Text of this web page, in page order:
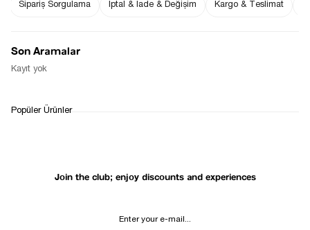
Notify me when
Notify Me When Available
RETURN AND EXCHANGE
Join the club; enjoy discounts and experiences
Sipariş Sorgulama İptal & İade & Değişim Kargo & Teslimat
Son Aramalar
Kayıt yok
Popüler Ürünler